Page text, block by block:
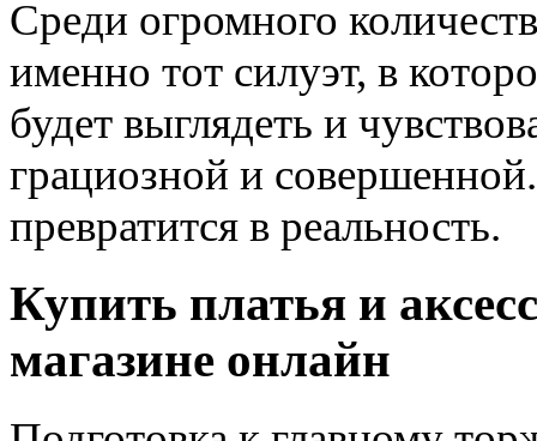
Среди огромного
именно тот силуэт, в
будет выглядеть и
грациозной и
превратится в реальность.
Купить платья и
магазине онлайн